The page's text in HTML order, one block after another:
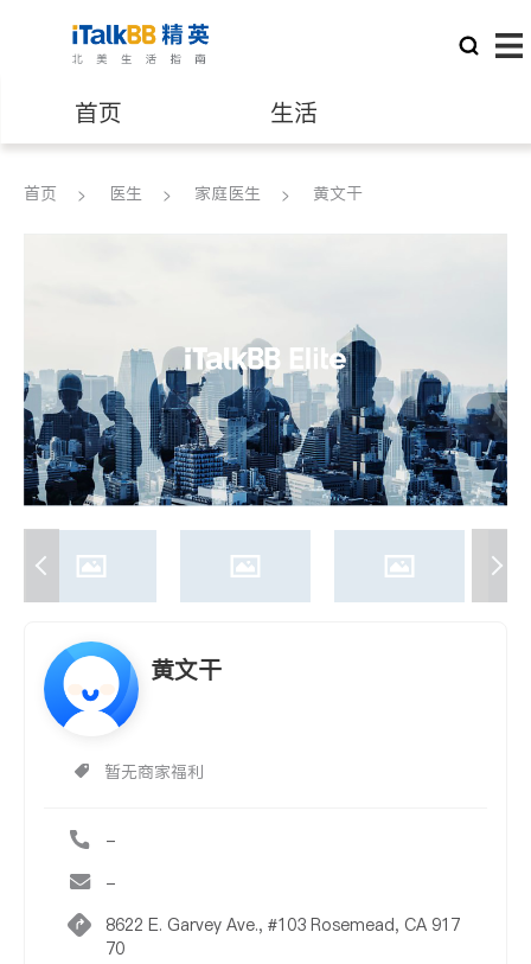
首页 生活
医生 律师
养老 非盈利组织
首页 医生 家庭医生 黄文干
黄文干
暂无商家福利
-
-
8622 E. Garvey Ave., #103 Rosemead, CA 917
70